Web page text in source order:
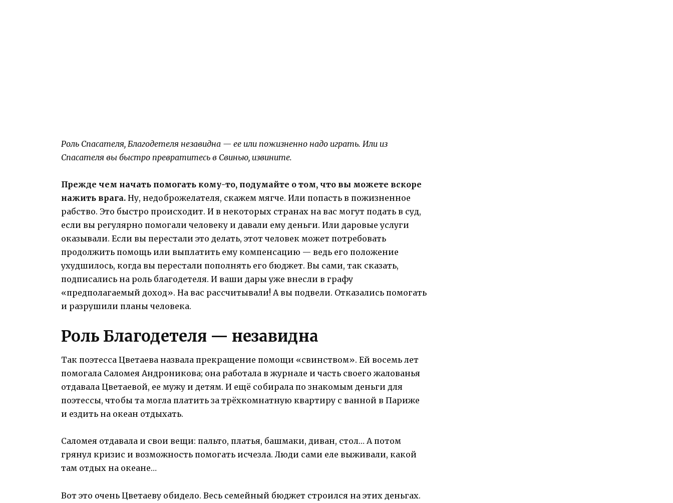
Роль Спасателя, Благодетеля незавидна — ее или пожизненно надо играть. Или из
Спасателя вы быстро превратитесь в Свинью, извините.
Прежде чем начать помогать кому-то, подумайте о том, что вы можете вскоре
нажить врага. Ну, недоброжелателя, скажем мягче. Или попасть в пожизненное
рабство. Это быстро происходит. И в некоторых странах на вас могут подать в суд,
если вы регулярно помогали человеку и давали ему деньги. Или даровые услуги
оказывали. Если вы перестали это делать, этот человек может потребовать
продолжить помощь или выплатить ему компенсацию — ведь его положение
ухудшилось, когда вы перестали пополнять его бюджет. Вы сами, так сказать,
подписались на роль благодетеля. И ваши дары уже внесли в графу
«предполагаемый доход». На вас рассчитывали! А вы подвели. Отказались помогать
и разрушили планы человека.
Роль Благодетеля — незавидна
Так поэтесса Цветаева назвала прекращение помощи «свинством». Ей восемь лет
помогала Саломея Андроникова; она работала в журнале и часть своего жалованья
отдавала Цветаевой, ее мужу и детям. И ещё собирала по знакомым деньги для
поэтессы, чтобы та могла платить за трёхкомнатную квартиру с ванной в Париже
и ездить на океан отдыхать.
Саломея отдавала и свои вещи: пальто, платья, башмаки, диван, стол… А потом
грянул кризис и возможность помогать исчезла. Люди сами еле выживали, какой
там отдых на океане…
Вот это очень Цветаеву обидело. Весь семейный бюджет строился на этих деньгах.